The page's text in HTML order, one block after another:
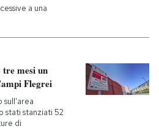
a una
mesi un
Flegrei
sull'area
stati stanziati 52
di